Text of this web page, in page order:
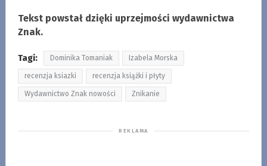
Tekst powstał dzięki uprzejmości wydawnictwa
Znak.
Tagi: Dominika Tomaniak Izabela Morska
recenzja ksiazki recenzja książki i płyty
Wydawnictwo Znak nowości Znikanie